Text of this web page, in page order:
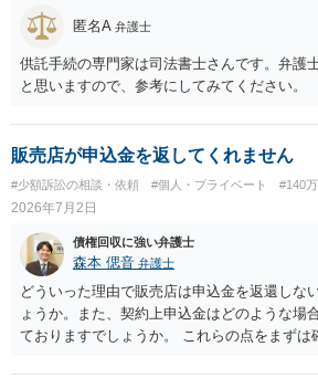
匿名A 弁護士
供託手続の専門家は司法書士さんです。弁護
と思いますので、参考にしてみてください。
販売店が申込金を返してくれません
#少額訴訟の相談・依頼 #個人・プライベート #140
2026年7月2日
債権回収に強い弁護士
森本 偲音 弁護士
どういった理由で販売店は申込金を返還しな
ょうか。また、契約上申込金はどのような場
ておりますでしょうか。 これらの点をまずは